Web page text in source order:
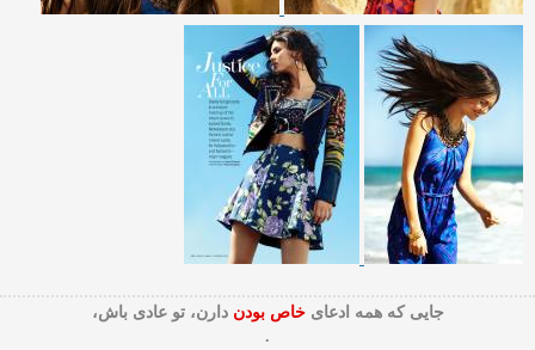
جایی که همه ادعایخاص بودن دارن، تو عادی باش،
.